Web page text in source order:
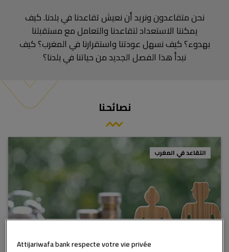
نحن متقاعدون ونريد أن نعيش تقاعدنا في بلدنا. كيف
يمكننا الاستعداد لتقاعدنا والتعامل مع مستقبلنا
بهدوء؟ كيف نسهل عودتنا واستقرارنا في المغرب؟ كيف
نبدأ هذا الفصل الجديد من حياتنا في بلدنا؟
نصائحنا
التقاعد في المغرب
Attijariwafa bank respecte votre vie privée